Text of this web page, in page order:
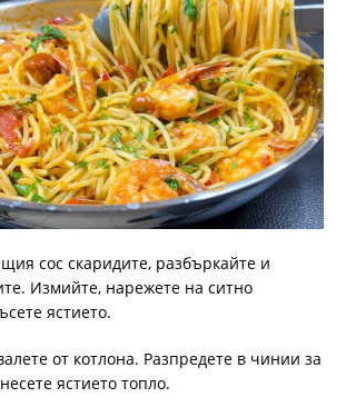
сос скаридите, разбъркайте и
Измийте, нарежете на ситно
ястието.
от котлона. Разпредете в чинии за
ястието топло.